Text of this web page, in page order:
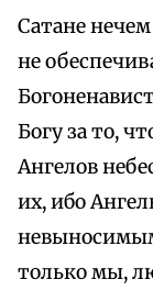
Сатане
не
Богу за то,
Ангелов
их, ибо
только мы,